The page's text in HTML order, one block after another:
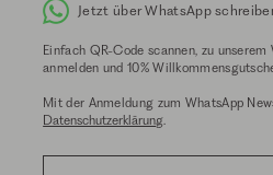
Jetzt über WhatsApp
Einfach QR-Code scannen, zu
anmelden und 10%
Mit der Anmeldung zum WhatsApp
Datenschutzerklärung